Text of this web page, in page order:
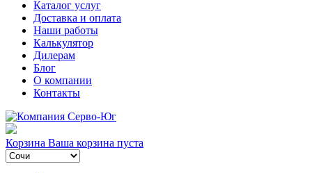
Каталог услуг
Доставка и оплата
Наши работы
Калькулятор
Дилерам
Блог
О компании
Контакты
Корзина Ваша корзина пуста